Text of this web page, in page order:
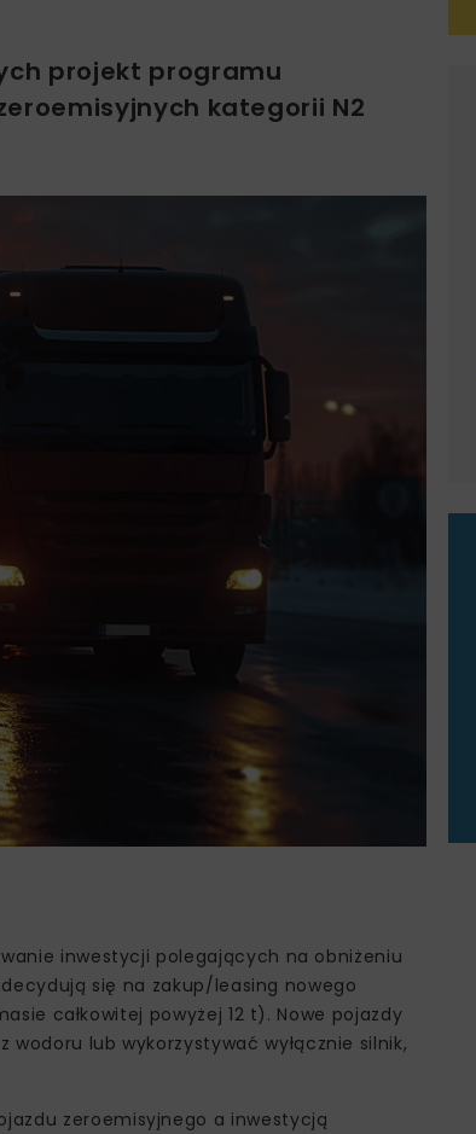
projekt programu
kategorii N2
inwestycji polegających na obniżeniu
się na zakup/leasing nowego
całkowitej powyżej 12 t). Nowe pojazdy
lub wykorzystywać wyłącznie silnik,
zeroemisyjnego a inwestycją